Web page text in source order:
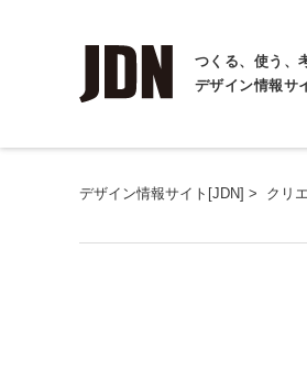
つくる、使う、
デザイン情報サ
デザイン情報サイト[JDN] > クリ